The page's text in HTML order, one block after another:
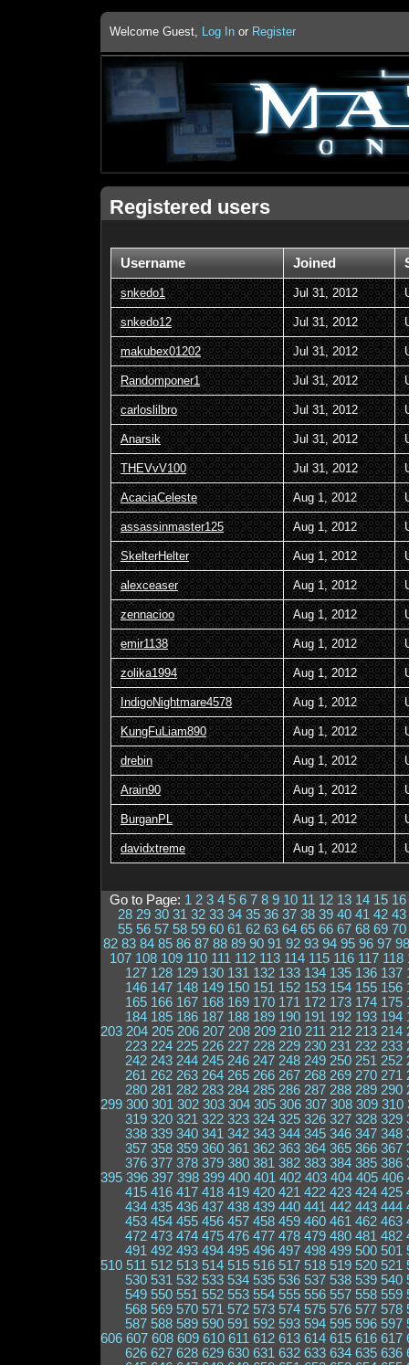
Welcome Guest, Log In or Register
Registered users
Username Joined
snkedo1 Jul 31, 2012
snkedo12 Jul 31, 2012
makubex01202 Jul 31, 2012
Randomponer1 Jul 31, 2012
carloslilbro Jul 31, 2012
Anarsik Jul 31, 2012
THEVvV100 Jul 31, 2012
AcaciaCeleste Aug 1, 2012
assassinmaster125 Aug 1, 2012
SkelterHelter Aug 1, 2012
alexceaser Aug 1, 2012
zennacioo Aug 1, 2012
emir1138 Aug 1, 2012
zolika1994 Aug 1, 2012
IndigoNightmare4578 Aug 1, 2012
KungFuLiam890 Aug 1, 2012
drebin Aug 1, 2012
Arain90 Aug 1, 2012
BurganPL Aug 1, 2012
davidxtreme Aug 1, 2012
Go to Page: 1 2 3 4 5 6 7 8 9 10 11 12 13 14 15 16
28 29 30 31 32 33 34 35 36 37 38 39 40 41 42 43
55 56 57 58 59 60 61 62 63 64 65 66 67 68 69 70
82 83 84 85 86 87 88 89 90 91 92 93 94 95 96 97 98
107 108 109 110 111 112 113 114 115 116 117 118
127 128 129 130 131 132 133 134 135 136 137
146 147 148 149 150 151 152 153 154 155 156
165 166 167 168 169 170 171 172 173 174 175
184 185 186 187 188 189 190 191 192 193 194
203 204 205 206 207 208 209 210 211 212 213 214
223 224 225 226 227 228 229 230 231 232 233
242 243 244 245 246 247 248 249 250 251 252
261 262 263 264 265 266 267 268 269 270 271
280 281 282 283 284 285 286 287 288 289 290
299 300 301 302 303 304 305 306 307 308 309 310
319 320 321 322 323 324 325 326 327 328 329
338 339 340 341 342 343 344 345 346 347 348
357 358 359 360 361 362 363 364 365 366 367
376 377 378 379 380 381 382 383 384 385 386
395 396 397 398 399 400 401 402 403 404 405 406
415 416 417 418 419 420 421 422 423 424 425
434 435 436 437 438 439 440 441 442 443 444
453 454 455 456 457 458 459 460 461 462 463
472 473 474 475 476 477 478 479 480 481 482
491 492 493 494 495 496 497 498 499 500 501
510 511 512 513 514 515 516 517 518 519 520 521
530 531 532 533 534 535 536 537 538 539 540
549 550 551 552 553 554 555 556 557 558 559
568 569 570 571 572 573 574 575 576 577 578
587 588 589 590 591 592 593 594 595 596 597
606 607 608 609 610 611 612 613 614 615 616 617
626 627 628 629 630 631 632 633 634 635 636